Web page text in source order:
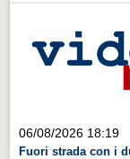
Sport
Territorio
06/08/2026 18:19
Fuori strada con i